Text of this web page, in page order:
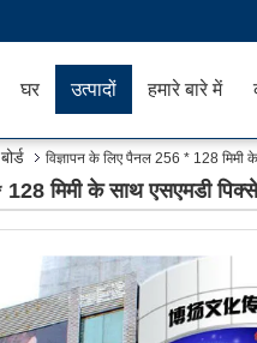
घर उत्पादों हमारे बारे में
विज्ञापन के लिए पैनल 256 * 128 मिमी
मिमी के साथ एसएमडी